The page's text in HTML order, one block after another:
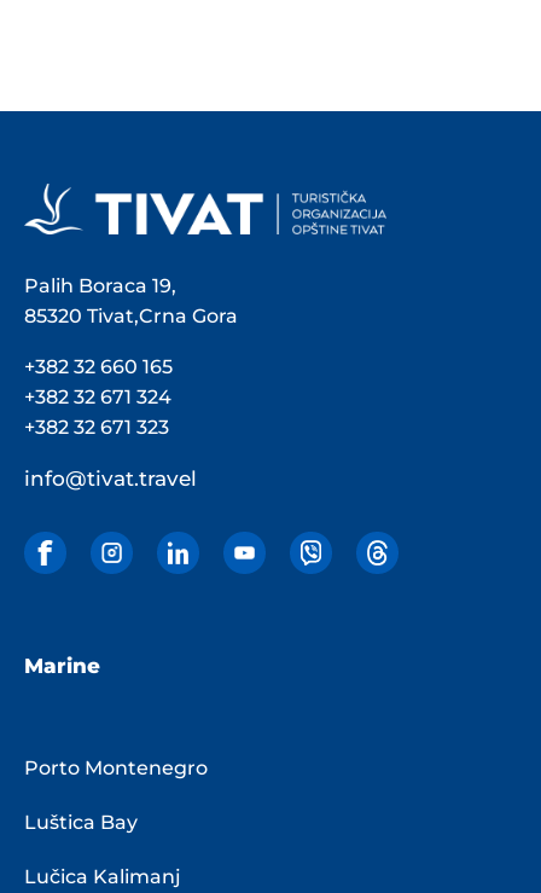
Palih Boraca 19,
85320 Tivat,Crna Gora
+382 32 660 165
+382 32 671 324
+382 32 671 323
info@tivat.travel
Marine
Porto Montenegro
Luštica Bay
Lučica Kalimanj